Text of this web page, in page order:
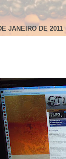
JANEIRO DE 2011